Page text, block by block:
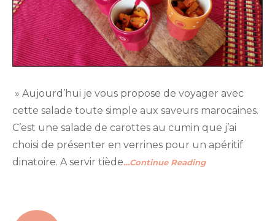
» Aujourd’hui je vous propose de voyager avec
cette salade toute simple aux saveurs marocaines.
C’est une salade de carottes au cumin que j’ai
choisi de présenter en verrines pour un apéritif
dinatoire. A servir tiède…Continue Reading